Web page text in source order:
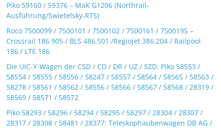
Piko 59160 / 59376 – MaK G1206 (Northrail-
Ausführung/Swietelsky-RTS)
Roco 7500099 / 7500101 / 7500102 / 7500161 / 7500195 –
Crossrail 186 905 / BLS 486.501 /Regiojet 386.204 / Railpool
186 / LTE 186
Die UIC-Y-Wagen der CSD / CD / DR / UZ / SZD: Piko 58553 /
58554 / 58555 / 58556 / 58247 / 58557 / 58564 / 58565 / 58563 /
58278 / 58561 / 58562 / 58556 / 58566 / 58567 / 58568 / 28319 /
58569 / 58571 / 58572
Piko 58293 / 58296 / 58294 / 58295 / 58297 / 28304 / 28307 /
28317 / 28308 / 58481 / 28377: Teleskophaubenwagen DB AG /